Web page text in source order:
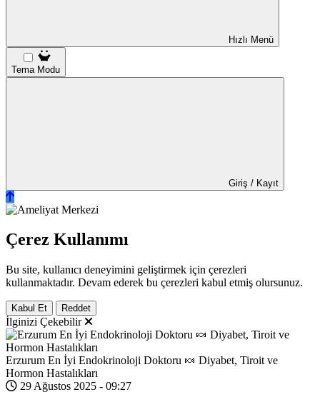
Hızlı Menü
Tema Modu
Giriş / Kayıt
Çerez Kullanımı
Bu site, kullanıcı deneyimini geliştirmek için çerezleri
kullanmaktadır. Devam ederek bu çerezleri kabul etmiş olursunuz.
Kabul Et Reddet
İlginizi Çekebilir
Erzurum En İyi Endokrinoloji Doktoru 🍬 Diyabet, Tiroit ve
Hormon Hastalıkları
29 Ağustos 2025 - 09:27